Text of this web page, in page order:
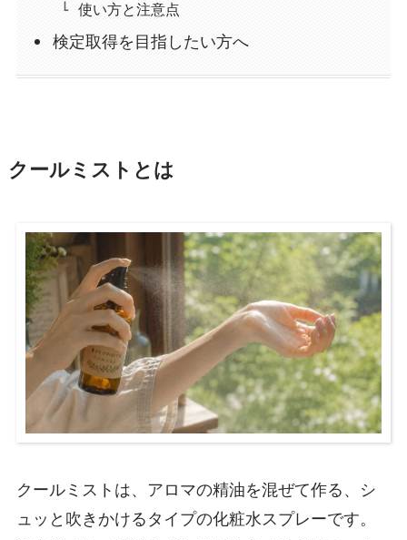
使い方と注意点
検定取得を目指したい方へ
クールミストとは
クールミストは、アロマの精油を混ぜて作る、シ
ュッと吹きかけるタイプの化粧水スプレーです。